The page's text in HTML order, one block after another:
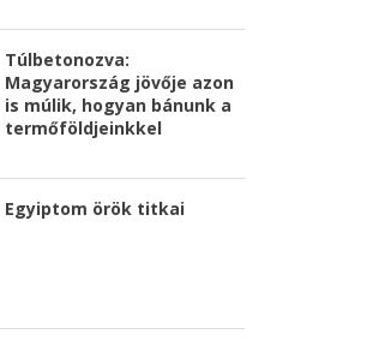
Túlbetonozva:
Magyarország jövője azon
is múlik, hogyan bánunk a
termőföldjeinkkel
Egyiptom örök titkai